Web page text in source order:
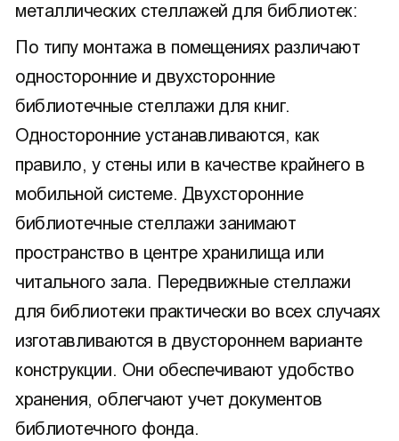
металлических стеллажей для библиотек:
По типу монтажа в помещениях различают
односторонние и двухсторонние
библиотечные стеллажи для книг.
Односторонние устанавливаются, как
правило, у стены или в качестве крайнего в
мобильной системе. Двухсторонние
библиотечные стеллажи занимают
пространство в центре хранилища или
читального зала. Передвижные стеллажи
для библиотеки практически во всех случаях
изготавливаются в двустороннем варианте
конструкции. Они обеспечивают удобство
хранения, облегчают учет документов
библиотечного фонда.